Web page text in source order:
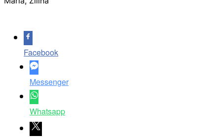
Facebook
Messenger
Whatsapp